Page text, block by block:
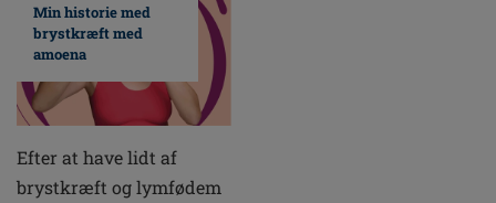
Min historie med
brystkræft med
amoena
Efter at have lidt af
brystkræft og lymfødem